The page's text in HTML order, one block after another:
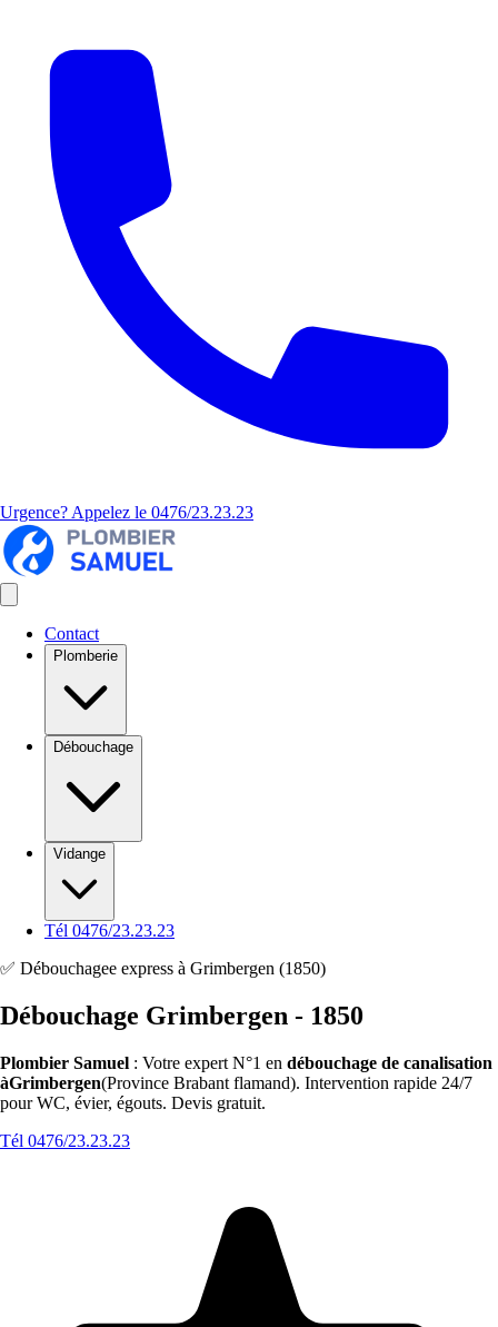
Urgence? Appelez le 0476/23.23.23
Contact
Plomberie
Débouchage
Vidange
Tél 0476/23.23.23
✅ Débouchagee express à Grimbergen (1850)
Débouchage Grimbergen - 1850
Plombier Samuel : Votre expert N°1 en débouchage de canalisation
àGrimbergen(Province Brabant flamand). Intervention rapide 24/7
pour WC, évier, égouts. Devis gratuit.
Tél 0476/23.23.23